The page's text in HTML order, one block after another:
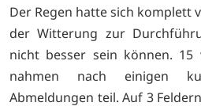
Der Regen hatte sich komplett
der Witterung zur
nicht besser sein können. 15
nahmen nach einigen
Abmeldungen teil. Auf 3